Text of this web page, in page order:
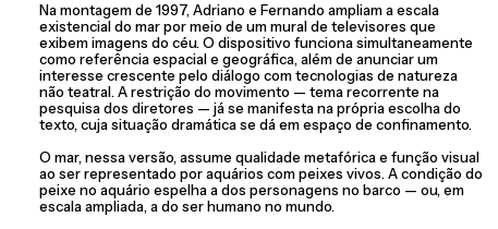
Na montagem de 1997, Adriano e Fernando ampliam a escala
existencial do mar por meio de um mural de televisores que
exibem imagens do céu. O dispositivo funciona simultaneamente
como referência espacial e geográfica, além de anunciar um
interesse crescente pelo diálogo com tecnologias de natureza
não teatral. A restrição do movimento — tema recorrente na
pesquisa dos diretores — já se manifesta na própria escolha do
texto, cuja situação dramática se dá em espaço de confinamento.
O mar, nessa versão, assume qualidade metafórica e função visual
ao ser representado por aquários com peixes vivos. A condição do
peixe no aquário espelha a dos personagens no barco — ou, em
escala ampliada, a do ser humano no mundo.